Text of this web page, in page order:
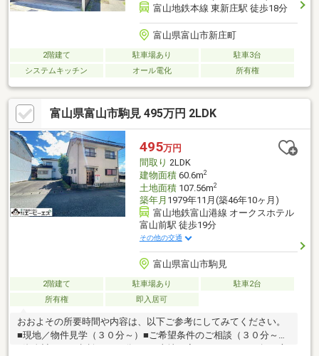
富山地鉄本線 東新庄駅 徒歩18分
富山県富山市新庄町
2階建て 駐車場あり
駐車3台
システムキッチン
オール電化 所有権
富山県富山市駒見 495万円 2LDK
495万円
間取り 2LDK
建物面積60.6m2
土地面積107.56m2
築年月 1979年11月(築46年10ヶ月)
富山地鉄富山港線 オークスホテル
富山前駅 徒歩19分
その他の交通
富山県富山市駒見
2階建て 駐車場あり
駐車2台
所有権
即入居可
おおよその所要時間や内容は、以下ご参考にしてみてください。
■現地／物件見学（３０分～）■ご希望条件のご相談（３０分～）